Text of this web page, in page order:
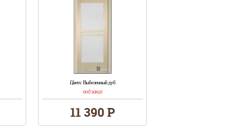
Цвет:Выбеленный дуб
под заказ
11 390 Р